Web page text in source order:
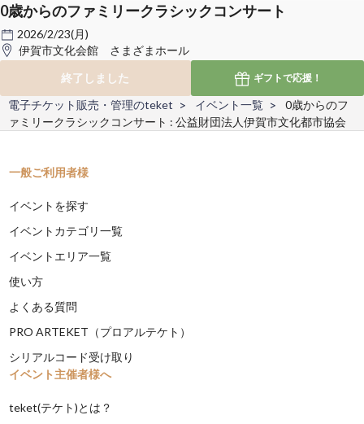
0歳からのファミリークラシックコンサート
2026/2/23(月)
伊賀市文化会館 さまざまホール
終了しました
ギフトで応援！
電子チケット販売・管理のteket イベント一覧
0歳からのフ
ァミリークラシックコンサート : 公益財団法人伊賀市文化都市協会
一般ご利用者様
イベントを探す
イベントカテゴリ一覧
イベントエリア一覧
使い方
よくある質問
PRO ARTEKET（プロアルテケト）
シリアルコード受け取り
イベント主催者様へ
teket(テケト)とは？